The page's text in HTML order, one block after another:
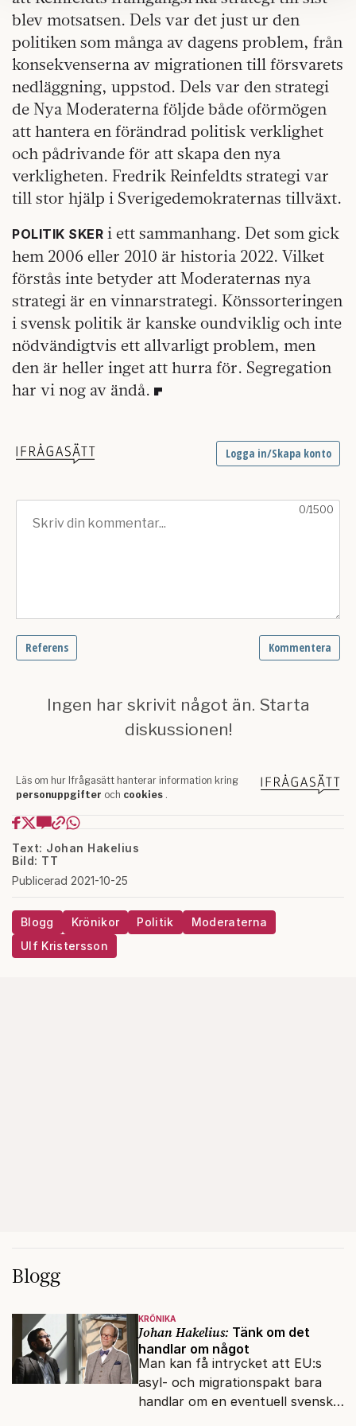
Om du vill läsa mer om hur vi hanterar personuppgifter
kan du göra dethär .
blev motsatsen. Dels var det just ur den
politiken som många av dagens problem, från
konsekvenserna av migrationen till försvarets
nedläggning, uppstod. Dels var den strategi
de Nya Moderaterna följde både oförmögen
att hantera en förändrad politisk verklighet
och pådrivande för att skapa den nya
verkligheten. Fredrik Reinfeldts strategi var
till stor hjälp i Sverigedemokraternas tillväxt.
POLITIK SKER i ett sammanhang. Det som gick
hem 2006 eller 2010 är historia 2022. Vilket
förstås inte betyder att Moderaternas nya
strategi är en vinnarstrategi. Könssorteringen
i svensk politik är kanske oundviklig och inte
nödvändigtvis ett allvarligt problem, men
den är heller inget att hurra för. Segregation
har vi nog av ändå.
Text: Johan Hakelius
Bild: TT
Publicerad 2021-10-25
Blogg Krönikor Politik
Moderaterna
Ulf Kristersson
Blogg
KRÖNIKA
Johan Hakelius: Tänk om det
handlar om något
Man kan få intrycket att EU:s
asyl- och migrationspakt bara
handlar om en eventuell svensk